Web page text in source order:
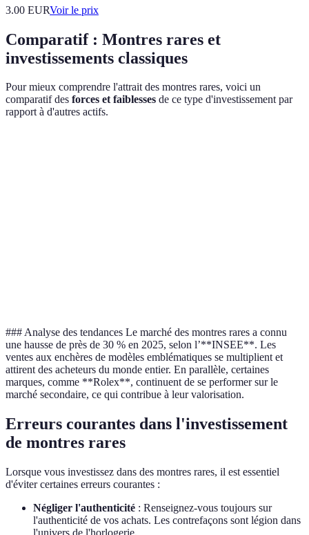
3.00 EURVoir le prix
Comparatif : Montres rares et
investissements classiques
Pour mieux comprendre l'attrait des montres rares, voici un
comparatif des forces et faiblesses de ce type d'investissement par
rapport à d'autres actifs.
### Analyse des tendances Le marché des montres rares a connu
une hausse de près de 30 % en 2025, selon l’**INSEE**. Les
ventes aux enchères de modèles emblématiques se multiplient et
attirent des acheteurs du monde entier. En parallèle, certaines
marques, comme **Rolex**, continuent de se performer sur le
marché secondaire, ce qui contribue à leur valorisation.
Erreurs courantes dans l'investissement
de montres rares
Lorsque vous investissez dans des montres rares, il est essentiel
d'éviter certaines erreurs courantes :
Négliger l'authenticité : Renseignez-vous toujours sur
l'authenticité de vos achats. Les contrefaçons sont légion dans